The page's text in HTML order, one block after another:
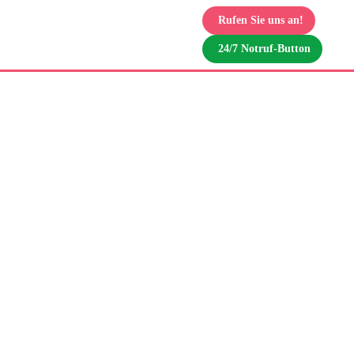
Rufen Sie uns an!
24/7 Notruf-Button